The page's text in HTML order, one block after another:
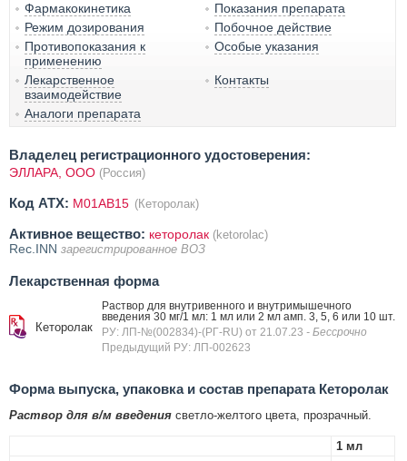
Фармакокинетика
Показания препарата
Режим дозирования
Побочное действие
Противопоказания к
применению
Особые указания
Лекарственное
взаимодействие
Контакты
Аналоги препарата
Владелец регистрационного удостоверения:
ЭЛЛАРА, ООО (Россия)
Код ATX: M01AB15 (Кеторолак)
Активное вещество: кеторолак (ketorolac)
Rec.INN зарегистрированное ВОЗ
Лекарственная форма
Кеторолак
Раствор для внутривенного и внутримышечного
введения 30 мг/1 мл: 1 мл или 2 мл амп. 3, 5, 6 или 10 шт.
РУ: ЛП-№(002834)-(РГ-RU) от 21.07.23 - Бессрочно
Предыдущий РУ: ЛП-002623
Форма выпуска, упаковка и состав препарата Кеторолак
Раствор для в/м введения светло-желтого цвета, прозрачный.
1 мл